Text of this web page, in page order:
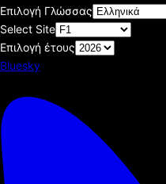
Επιλογή Γλώσσας
Select Site
Επιλογή έτους
Bluesky